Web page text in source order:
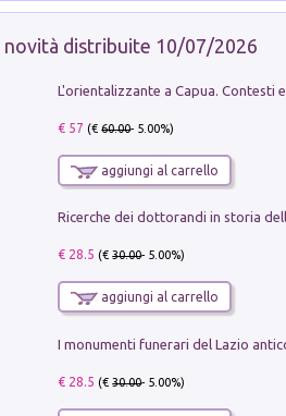
distribuite 10/07/2026
€ 57 (€60.00- 5.00%)
aggiungi al carrello
€ 28.5 (€30.00- 5.00%)
aggiungi al carrello
€ 28.5 (€30.00- 5.00%)